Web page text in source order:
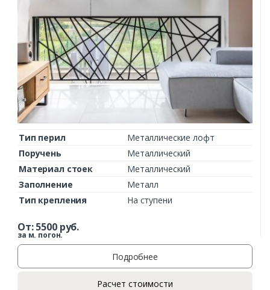
Тип перил
Металлические лофт
Поручень
Металлический
Материал стоек
Металлический
Заполнение
Металл
Тип крепления
На ступени
От:5500руб.
за м. погон.
Подробнее
Расчет стоимости